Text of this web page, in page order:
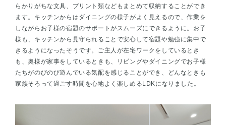
らかりがちな文具、プリント類などもまとめて収納することができ
ます。キッチンからはダイニングの様子がよく見えるので、作業を
しながらお子様の宿題のサポートがスムーズにできるように。お子
様も、キッチンから見守られることで安心して宿題や勉強に集中で
きるようになったそうです。ご主人が在宅ワークをしているとき
も、奥様が家事をしているときも、リビングやダイニングでお子様
たちがのびのび遊んでいる気配を感じることができ、どんなときも
家族そろって過ごす時間を心地よく楽しめるLDKになりました。